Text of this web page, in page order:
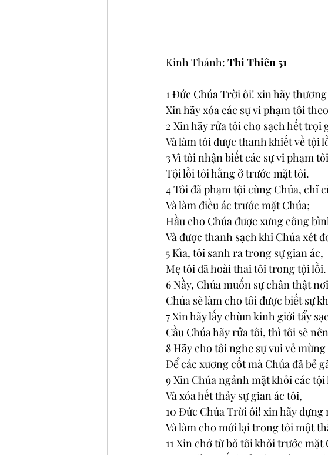
Kinh Thánh: Thi Thiên 51
1 Đức Chúa Trời ôi! xin hãy
Xin hãy xóa các sự vi phạm tôi
2 Xin hãy rửa tôi cho sạch hết trọi
Và làm tôi được thanh khiết về tội
3 Vì tôi nhận biết các sự vi phạm
Tội lỗi tôi hằng ở trước mặt tôi.
4 Tôi đã phạm tội cùng Chúa, chỉ
Và làm điều ác trước mặt Chúa;
Hầu cho Chúa được xưng công
Và được thanh sạch khi Chúa xét
5 Kìa, tôi sanh ra trong sự gian ác,
Mẹ tôi đã hoài thai tôi trong tội lỗi.
6 Nầy, Chúa muốn sự chân thật
Chúa sẽ làm cho tôi được biết sự
7 Xin hãy lấy chùm kinh giới tẩy
Cầu Chúa hãy rửa tôi, thì tôi sẽ
8 Hãy cho tôi nghe sự vui vẻ
Để các xương cốt mà Chúa đã bẻ
9 Xin Chúa ngảnh mặt khỏi các
Và xóa hết thảy sự gian ác tôi,
10 Đức Chúa Trời ôi! xin hãy
Và làm cho mới lại trong tôi một
11 Xin chớ từ bỏ tôi khỏi trước mặt